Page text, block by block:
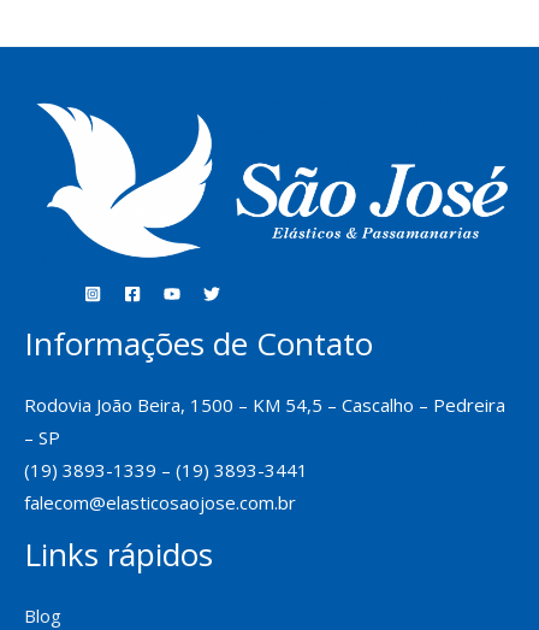
Informações de Contato
Rodovia João Beira, 1500 – KM 54,5 – Cascalho – Pedreira
– SP
(19) 3893-1339 – (19) 3893-3441
falecom@elasticosaojose.com.br
Links rápidos
Blog